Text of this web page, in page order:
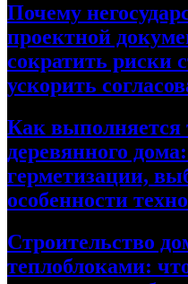
Почему
проектной
сократить риски
ускорить
Как
деревянного
герметизации,
особенности
Строительство
теплоблоками: